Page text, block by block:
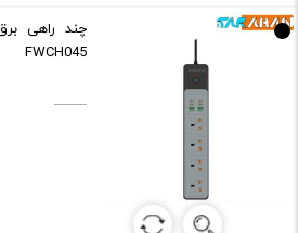
FWCH045